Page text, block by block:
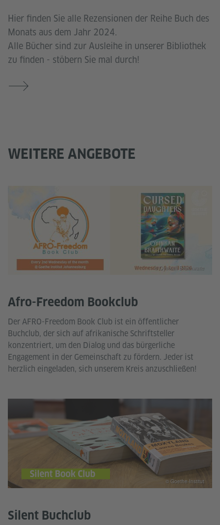
Hier finden Sie alle Rezensionen der Reihe Buch des
Monats aus dem Jahr 2024.
Alle Bücher sind zur Ausleihe in unserer Bibliothek
zu finden - stöbern Sie mal durch!
WEITERE ANGEBOTE
Afro-Freedom Bookclub
Der AFRO-Freedom Book Club ist ein öffentlicher
Buchclub, der sich auf afrikanische Schriftsteller
konzentriert, um den Dialog und das bürgerliche
Engagement in der Gemeinschaft zu fördern. Jeder ist
herzlich eingeladen, sich unserem Kreis anzuschließen!
© Oyinkan Braithwaite
Silent Buchclub
© Goethe-Institut